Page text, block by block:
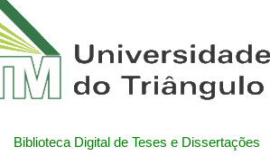
Biblioteca Digital de Teses e Dissertações